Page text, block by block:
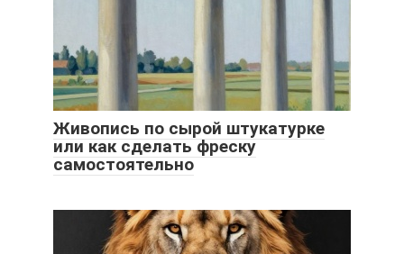
Живопись по сырой штукатурке
или как сделать фреску
самостоятельно